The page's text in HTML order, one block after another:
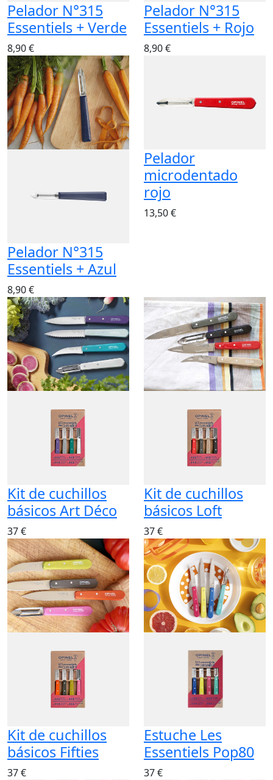
Pelador N°315
Essentiels + Verde
8,90 €
Pelador N°315
Essentiels + Rojo
8,90 €
Pelador N°315
Essentiels + Azul
8,90 €
Pelador
microdentado
rojo
13,50 €
Kit de cuchillos
básicos Art Déco
37 €
Kit de cuchillos
básicos Loft
37 €
Kit de cuchillos
básicos Fifties
37 €
Estuche Les
Essentiels Pop80
37 €